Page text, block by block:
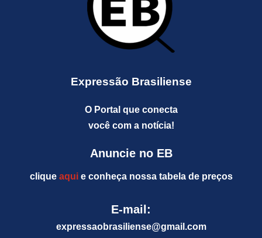
Expressão Brasiliense
O Portal que conecta
você com a notícia!
Anuncie no EB
clique aquie conheça nossa tabela de preços
E-mail:
expressaobrasiliense@gmail.com